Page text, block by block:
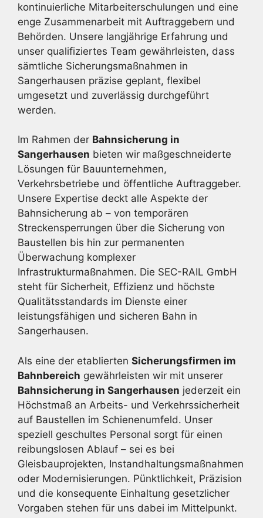
kontinuierliche Mitarbeiterschulungen und eine
enge Zusammenarbeit mit Auftraggebern und
Behörden. Unsere langjährige Erfahrung und
unser qualifiziertes Team gewährleisten, dass
sämtliche Sicherungsmaßnahmen in
Sangerhausen präzise geplant, flexibel
umgesetzt und zuverlässig durchgeführt
werden.
Im Rahmen der Bahnsicherung in
Sangerhausen bieten wir maßgeschneiderte
Lösungen für Bauunternehmen,
Verkehrsbetriebe und öffentliche Auftraggeber.
Unsere Expertise deckt alle Aspekte der
Bahnsicherung ab – von temporären
Streckensperrungen über die Sicherung von
Baustellen bis hin zur permanenten
Überwachung komplexer
Infrastrukturmaßnahmen. Die SEC-RAIL GmbH
steht für Sicherheit, Effizienz und höchste
Qualitätsstandards im Dienste einer
leistungsfähigen und sicheren Bahn in
Sangerhausen.
Als eine der etablierten Sicherungsfirmen im
Bahnbereich gewährleisten wir mit unserer
Bahnsicherung in Sangerhausen jederzeit ein
Höchstmaß an Arbeits- und Verkehrssicherheit
auf Baustellen im Schienenumfeld. Unser
speziell geschultes Personal sorgt für einen
reibungslosen Ablauf – sei es bei
Gleisbauprojekten, Instandhaltungsmaßnahmen
oder Modernisierungen. Pünktlichkeit, Präzision
und die konsequente Einhaltung gesetzlicher
Vorgaben stehen für uns dabei im Mittelpunkt.